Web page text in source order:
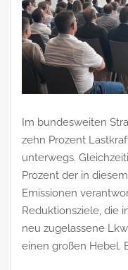
Im bundesweiten
zehn Prozent
unterwegs.
Prozent der in
Emissionen
Reduktionsziele, die
neu zugelassene
einen großen Hebel.